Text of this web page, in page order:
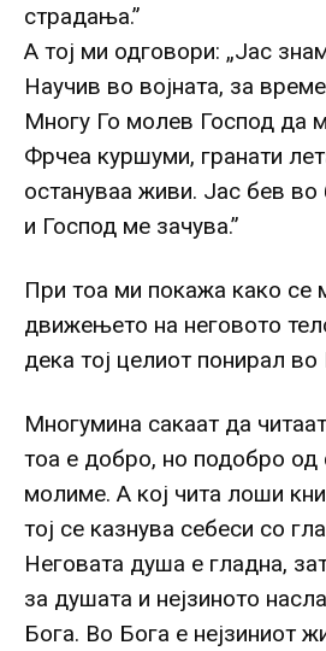
страдања.”
А тој ми одговори: „Јас
Научив во војната, за
Многу Го молев Господ да
Фрчеа куршуми, гранати
остануваа живи. Јас бев во
и Господ ме зачува.”
При тоа ми покажа како се
движењето на неговото
дека тој целиот понирал во
Многумина сакаат да
тоа е добро, но подобро од
молиме. А кој чита лоши
тој се казнува себеси со
Неговата душа е гладна,
за душата и нејзиното
Бога. Во Бога е нејзиниот